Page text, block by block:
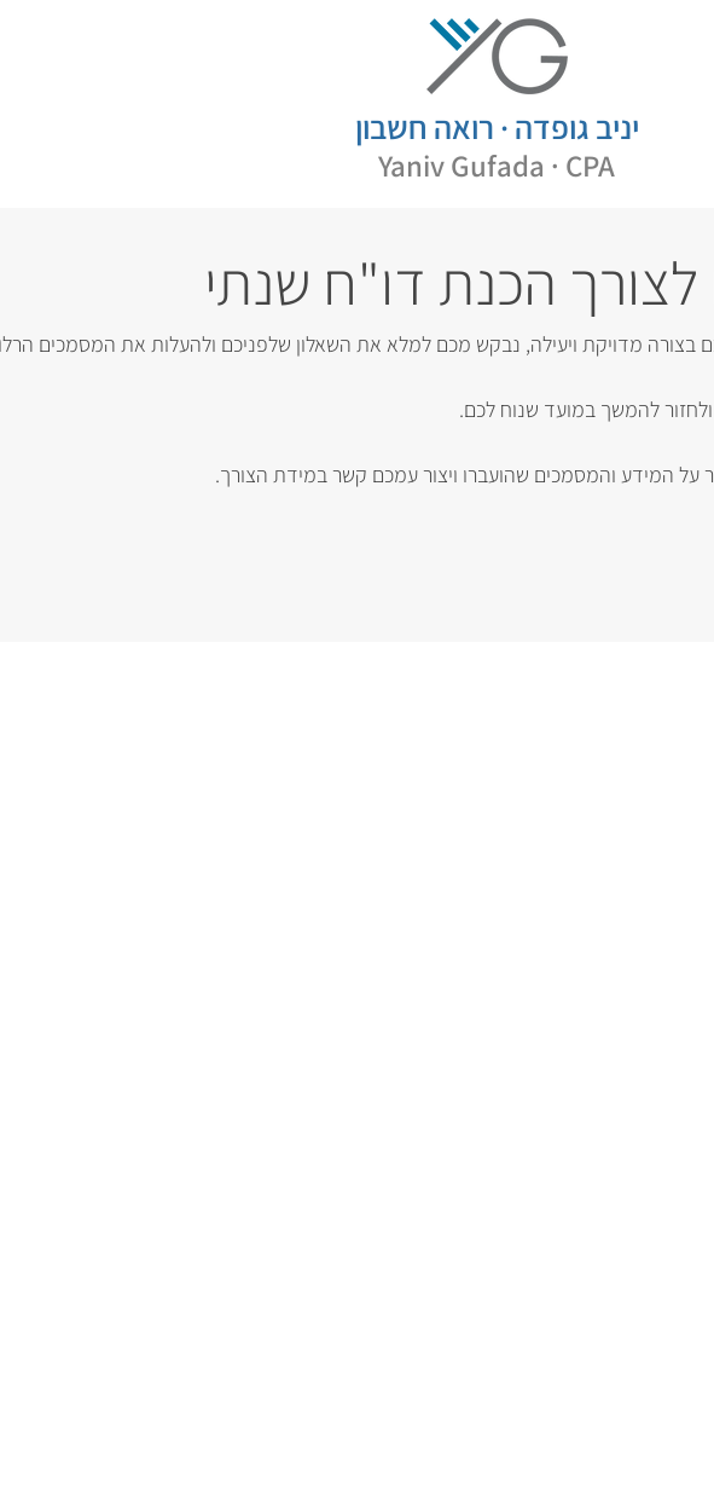
יניב גופדה · רואה חשבון
Yaniv Gufada · CPA
לצורך הכנת דו"ח שנתי
בצורה מדויקת ויעילה, נבקש מכם למלא את השאלון שלפניכם ולהעלות את המסמכים
להמשך במועד שנוח לכם.
על המידע והמסמכים שהועברו ויצור עמכם קשר במידת הצורך.